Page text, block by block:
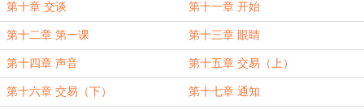
第十章 交谈 第十一章 开始
第十二章 第一课 第十三章 眼睛
第十四章 声音 第十五章 交易（上）
第十六章 交易（下） 第十七章 通知